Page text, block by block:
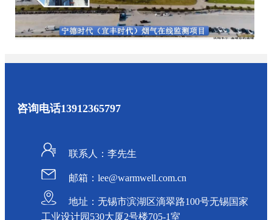
咨询电话13912365797
联系人：李先生
邮箱：lee@warmwell.com.cn
地址：无锡市滨湖区滴翠路100号无锡国家
工业设计园530大厦2号楼705-1室